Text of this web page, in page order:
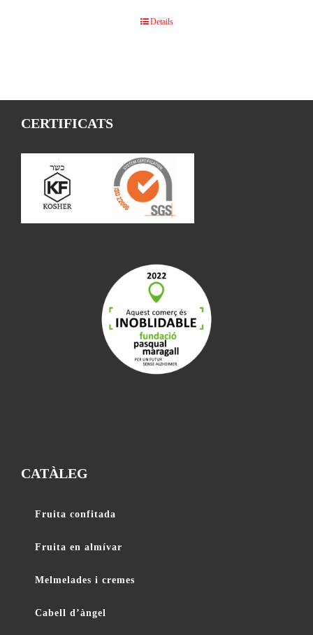
Details
CERTIFICATS
CATÀLEG
Fruita confitada
Fruita en almívar
Melmelades i cremes
Cabell d’àngel